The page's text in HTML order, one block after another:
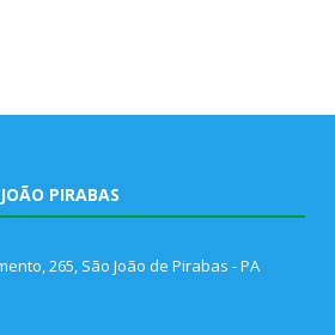
PIRABAS
265, São João de Pirabas - PA